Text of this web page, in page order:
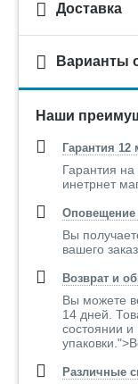
Доставка
Варианты
Наши
Гарантия 12
Гарантия
инетрнет
Оповещение
Вы
вашего
Возврат и
Вы можете
14 дней.
состоянии и
Различные